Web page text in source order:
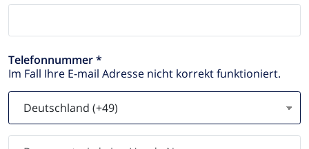
Telefonnummer *
Im Fall Ihre E-mail Adresse nicht korrekt funktioniert.